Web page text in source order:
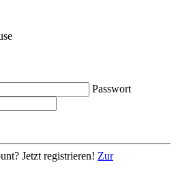
Passwort
Jetzt registrieren! Zur